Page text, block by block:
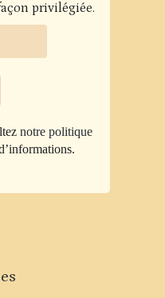
privilégiée.
notre politique